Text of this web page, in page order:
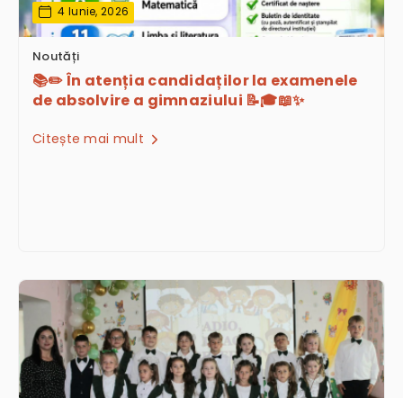
4 Iunie, 2026
Noutăți
📚✏️ În atenția candidaților la examenele
de absolvire a gimnaziului 📝🎓📖✨
Citește mai mult